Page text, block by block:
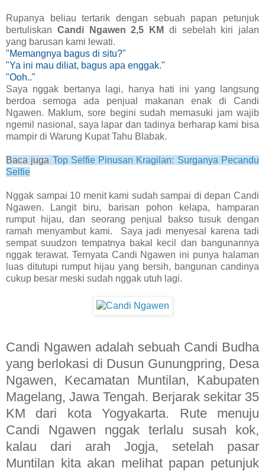
Rupanya beliau tertarik dengan sebuah papan petunjuk
bertuliskan Candi Ngawen 2,5 KM
di sebelah kiri jalan
yang barusan kami lewati.
"Memangnya bagus di situ?"
"Ya ini mau diliat, bagus apa enggak."
"Ooh.."
Saya nggak bertanya lagi, hanya hati ini yang langsung
berdoa semoga ada penjual makanan enak di Candi
Ngawen. Maklum, sore begini sudah memasuki jam wajib
ngemil nasional, saya lapar dan tadinya berharap kami bisa
mampir di Warung Kupat Tahu Blabak.
Baca juga Top Selfie Pinusan Kragilan: Surganya Pecandu
Selfie
Nggak sampai 10 menit kami sudah sampai di depan Candi
Ngawen. Langit biru, barisan pohon kelapa, hamparan
rumput hijau, dan seorang penjual bakso tusuk dengan
ramah menyambut kami. Saya jadi menyesal karena tadi
sempat suudzon tempatnya bakal kecil dan bangunannya
nggak terawat. Ternyata Candi Ngawen ini punya halaman
luas ditutupi rumput hijau yang bersih, bangunan candinya
cukup besar meski sudah nggak utuh lagi.
Candi Ngawen adalah sebuah Candi Budha
yang berlokasi di Dusun Gunungpring, Desa
Ngawen, Kecamatan Muntilan, Kabupaten
Magelang, Jawa Tengah. Berjarak sekitar 35
KM dari kota Yogyakarta. Rute menuju
Candi Ngawen nggak terlalu susah kok,
kalau dari arah Jogja, setelah pasar
Muntilan kita akan melihat papan petunjuk